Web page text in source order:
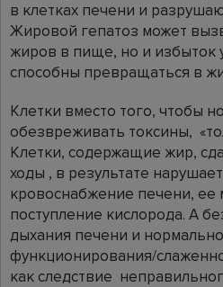
в клетках печени и
Жировой гепатоз может
жиров в пище, но и избыток
способны превращаться в
Клетки вместо того, чтобы
обезвреживать токсины,
Клетки, содержащие жир,
ходы , в результате
кровоснабжение печени, ее
поступление кислорода. А
дыхания печени и
функционирования/
как следствие